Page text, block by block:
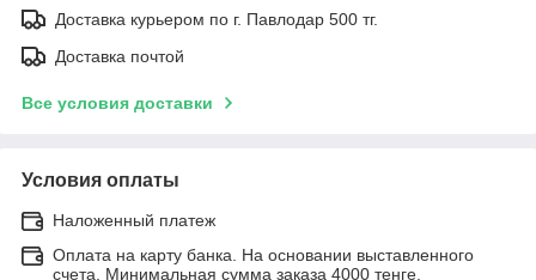
Доставка курьером по г. Павлодар 500 тг.
Доставка почтой
Все условия доставки
Условия оплаты
Наложенный платеж
Оплата на карту банка. На основании выставленного
счета. Минимальная сумма заказа 4000 тенге.